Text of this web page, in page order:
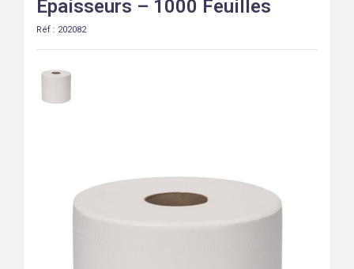
Épaisseurs – 1000 Feuilles
Réf : 202082